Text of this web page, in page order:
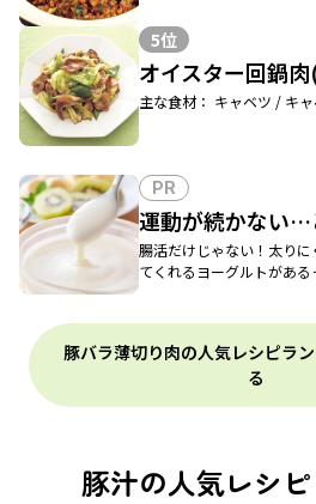
5位
オイスター回鍋
主な食材： キャベツ / キ
PR
運動が続かない…
腸活だけじゃない！太り
てくれるヨーグルトがある
豚バラ薄切り肉の人気レシピラ
る
豚汁の人気レシ